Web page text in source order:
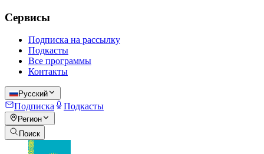
Сервисы
Подписка на рассылку
Подкасты
Все программы
Контакты
Русский
Подписка Подкасты
Регион
Поиск